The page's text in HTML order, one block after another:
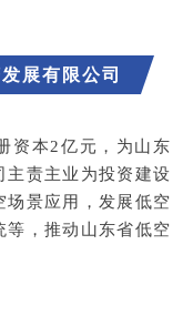
展有限公司
资本2亿元，为山东
主责主业为投资建设
场景应用，发展低空
等，推动山东省低空